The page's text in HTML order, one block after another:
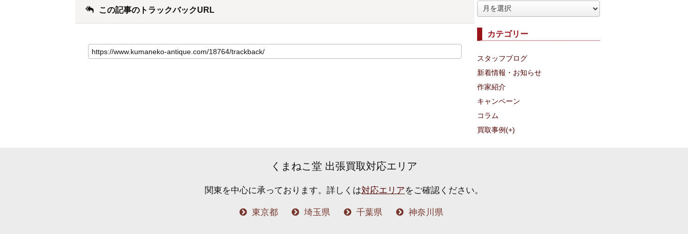
この記事のトラックバックURL
カテゴリー
スタッフブログ
新着情報・お知らせ
作家紹介
キャンペーン
コラム
買取事例(+)
くまねこ堂 出張買取対応エリア
関東を中心に承っております。 詳しくは対応エリアをご確認ください。
東京都 埼玉県 千葉県 神奈川県